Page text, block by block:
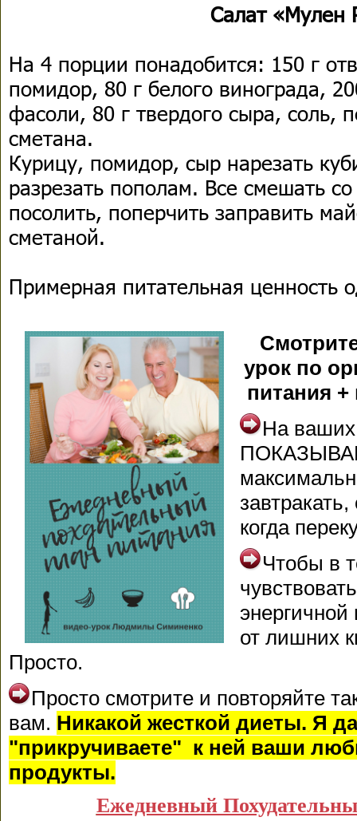
Салат «Мулен
На 4 порции понадобится: 150 г
помидор, 80 г белого винограда,
фасоли, 80 г твердого сыра, соль,
сметана.
Курицу, помидор, сыр нарезать
разрезать пополам. Все смешать
посолить, поперчить заправить
сметаной.
Примерная питательная ценность
урок по
питания +
На ваших
когда
Чтобы в
энергичной
от лишних
Просто.
Просто смотрите и повторяйте
вам. Никакой жесткой диеты. Я
"прикручиваете" к ней ваши
продукты.
Ежедневный